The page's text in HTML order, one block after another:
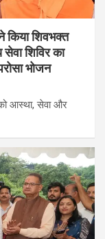
किया शिवभक्त
शिविर का
भोजन
को आस्था, सेवा और